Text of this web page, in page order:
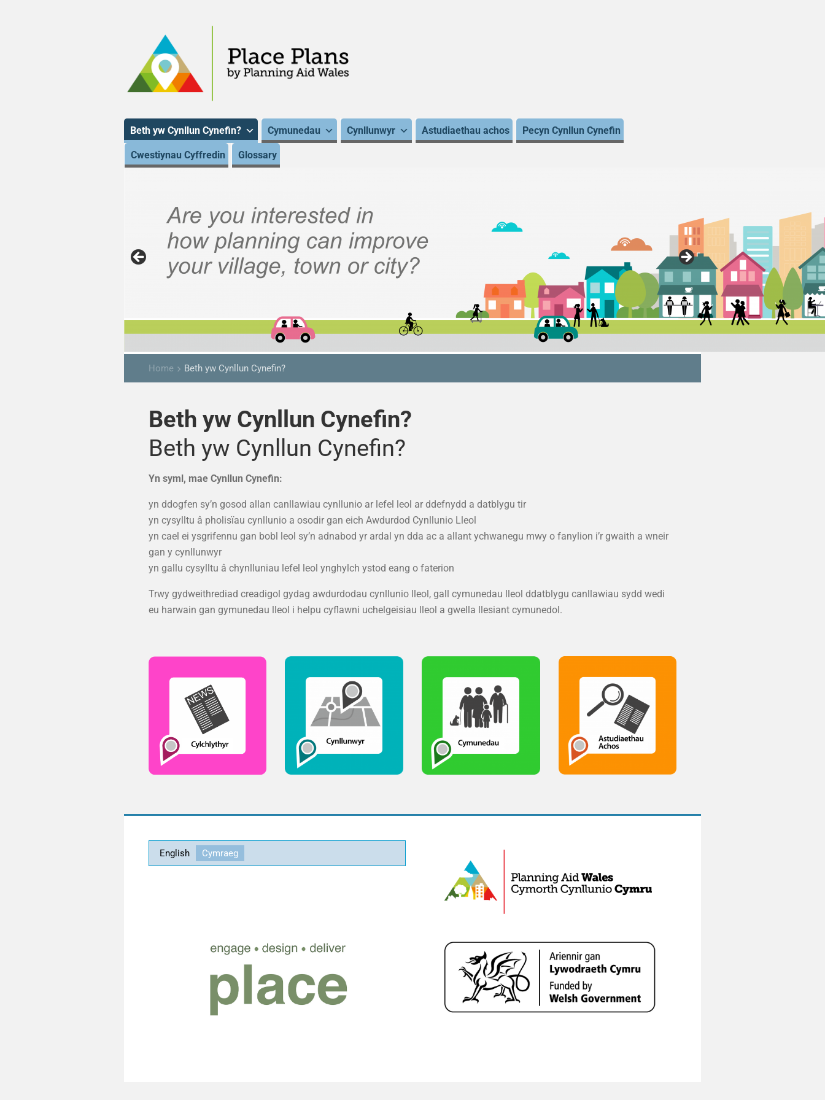
Beth yw Cynllun Cynefin? Cymunedau Cynllunwyr Astudiaethau achos Pecyn Cynllun Cynefin
Cwestiynau Cyffredin Glossary
Home keyboard_arrow_right Beth yw Cynllun Cynefin?
Beth yw Cynllun Cynefin?
Beth yw Cynllun Cynefin?
Yn syml, mae Cynllun Cynefin:
yn ddogfen sy’n gosod allan canllawiau cynllunio ar lefel leol ar ddefnydd a datblygu tir
yn cysylltu â pholisïau cynllunio a osodir gan eich Awdurdod Cynllunio Lleol
yn cael ei ysgrifennu gan bobl leol sy’n adnabod yr ardal yn dda ac a allant ychwanegu mwy o fanylion i’r gwaith a wneir
gan y cynllunwyr
yn gallu cysylltu â chynlluniau lefel leol ynghylch ystod eang o faterion
Trwy gydweithrediad creadigol gydag awdurdodau cynllunio lleol, gall cymunedau lleol ddatblygu canllawiau sydd wedi
eu harwain gan gymunedau lleol i helpu cyflawni uchelgeisiau lleol a gwella llesiant cymunedol.
English Cymraeg